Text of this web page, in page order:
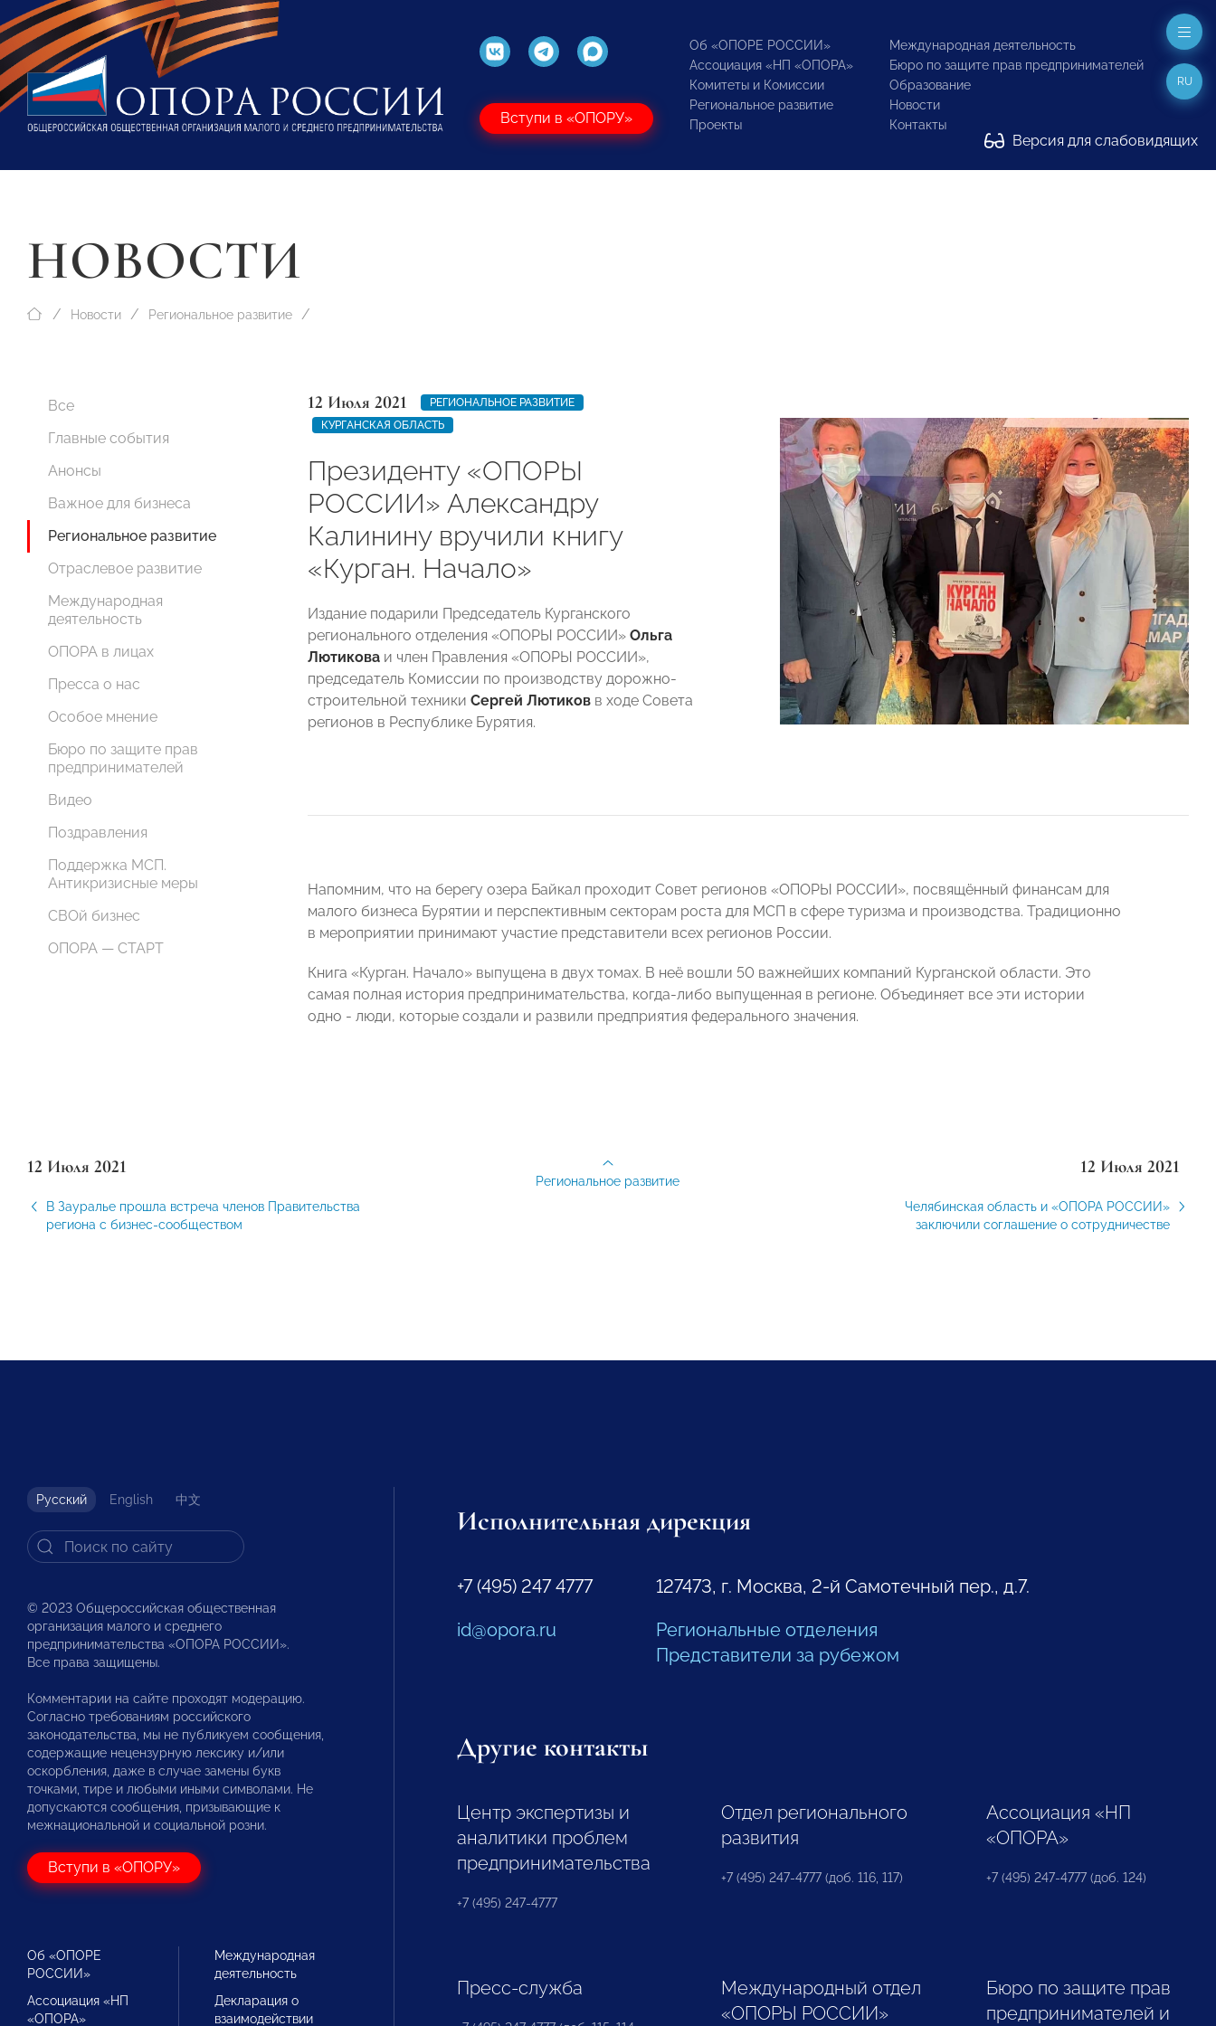
Вступи в «ОПОРУ»
Об «ОПОРЕ РОССИИ»
Ассоциация «НП «ОПОРА»
Комитеты и Комиссии
Региональное развитие
Проекты
Международная деятельность
Бюро по защите прав предпринимателей
Образование
Новости
Контакты
Версия для слабовидящих
RU
НОВОСТИ
Новости Региональное развитие
Все
Главные события
Анонсы
Важное для бизнеса
Региональное развитие
Отраслевое развитие
Международная
деятельность
ОПОРА в лицах
Пресса о нас
Особое мнение
Бюро по защите прав
предпринимателей
Видео
Поздравления
Поддержка МСП.
Антикризисные меры
СВОй бизнес
ОПОРА — СТАРТ
12 Июля 2021
РЕГИОНАЛЬНОЕ РАЗВИТИЕ
КУРГАНСКАЯ ОБЛАСТЬ
Президенту «ОПОРЫ
РОССИИ» Александру
Калинину вручили книгу
«Курган. Начало»
Издание подарили Председатель Курганского
регионального отделения «ОПОРЫ РОССИИ» Ольга
Лютикова и член Правления «ОПОРЫ РОССИИ»,
председатель Комиссии по производству дорожно-
строительной техники Сергей Лютиков в ходе Совета
регионов в Республике Бурятия.
Напомним, что на берегу озера Байкал проходит Совет регионов «ОПОРЫ РОССИИ», посвящённый финансам для
малого бизнеса Бурятии и перспективным секторам роста для МСП в сфере туризма и производства. Традиционно
в мероприятии принимают участие представители всех регионов России.
Книга «Курган. Начало» выпущена в двух томах. В неё вошли 50 важнейших компаний Курганской области. Это
самая полная история предпринимательства, когда-либо выпущенная в регионе. Объединяет все эти истории
одно - люди, которые создали и развили предприятия федерального значения.
12 Июля 2021
В Зауралье прошла встреча членов Правительства
региона с бизнес-сообществом
12 Июля 2021
Челябинская область и «ОПОРА РОССИИ»
заключили соглашение о сотрудничестве
Региональное развитие
Русский English 中文
© 2023 Общероссийская общественная
организация малого и среднего
предпринимательства «ОПОРА РОССИИ».
Все права защищены.
Комментарии на сайте проходят модерацию.
Согласно требованиям российского
законодательства, мы не публикуем сообщения,
содержащие нецензурную лексику и/или
оскорбления, даже в случае замены букв
точками, тире и любыми иными символами. Не
допускаются сообщения, призывающие к
межнациональной и социальной розни.
Вступи в «ОПОРУ»
Об «ОПОРЕ
РОССИИ»
Ассоциация «НП
«ОПОРА»
Международная
деятельность
Декларация о
взаимодействии
Исполнительная дирекция
+7 (495) 247 4777
id@opora.ru
127473, г. Москва, 2-й Самотечный пер., д.7.
Региональные отделения
Представители за рубежом
Другие контакты
Центр экспертизы и
аналитики проблем
предпринимательства
+7 (495) 247-4777
Отдел регионального
развития
+7 (495) 247-4777 (доб. 116, 117)
Ассоциация «НП
«ОПОРА»
+7 (495) 247-4777 (доб. 124)
Пресс-служба
Международный отдел
«ОПОРЫ РОССИИ»
Бюро по защите прав
предпринимателей и